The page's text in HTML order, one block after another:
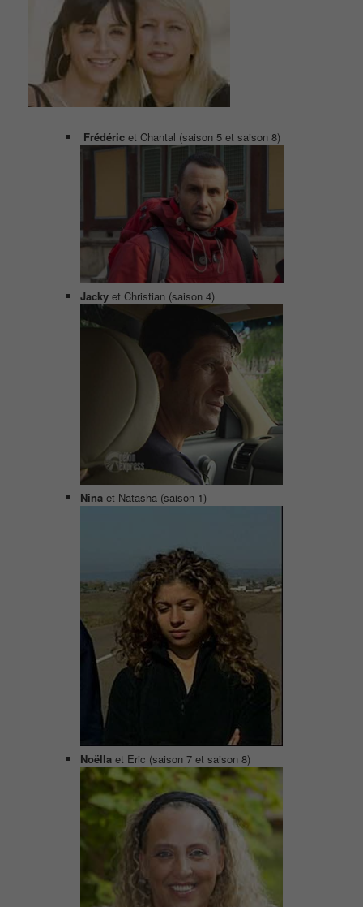
Frédéricet Chantal (saison 5 et saison 8)
Jackyet Christian (saison 4)
Nina et Natasha (saison 1)
Noëlla et Eric (saison 7 et saison 8)